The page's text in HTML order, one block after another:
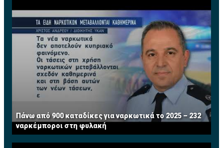
Πάνω από 900 καταδίκες για ναρκωτικά το 2025 – 232
ναρκέμποροι στη φυλακή